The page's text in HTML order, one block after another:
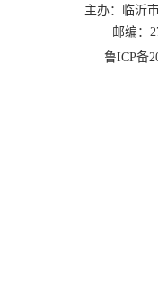
主办：临沂
邮编：
鲁ICP备